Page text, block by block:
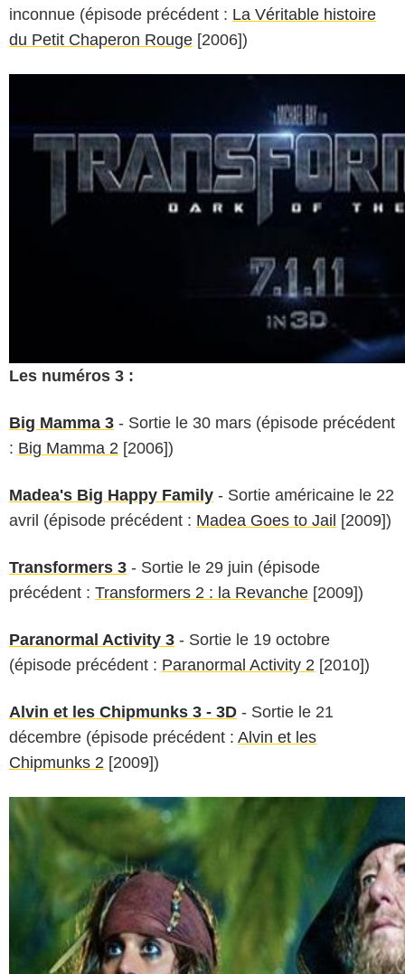
inconnue (épisode précédent : La Véritable histoire
du Petit Chaperon Rouge [2006])
Les numéros 3 :
Big Mamma 3 - Sortie le 30 mars (épisode précédent
: Big Mamma 2 [2006])
Madea's Big Happy Family - Sortie américaine le 22
avril (épisode précédent : Madea Goes to Jail [2009])
Transformers 3 - Sortie le 29 juin (épisode
précédent : Transformers 2 : la Revanche [2009])
Paranormal Activity 3 - Sortie le 19 octobre
(épisode précédent : Paranormal Activity 2 [2010])
Alvin et les Chipmunks 3 - 3D - Sortie le 21
décembre (épisode précédent : Alvin et les
Chipmunks 2 [2009])